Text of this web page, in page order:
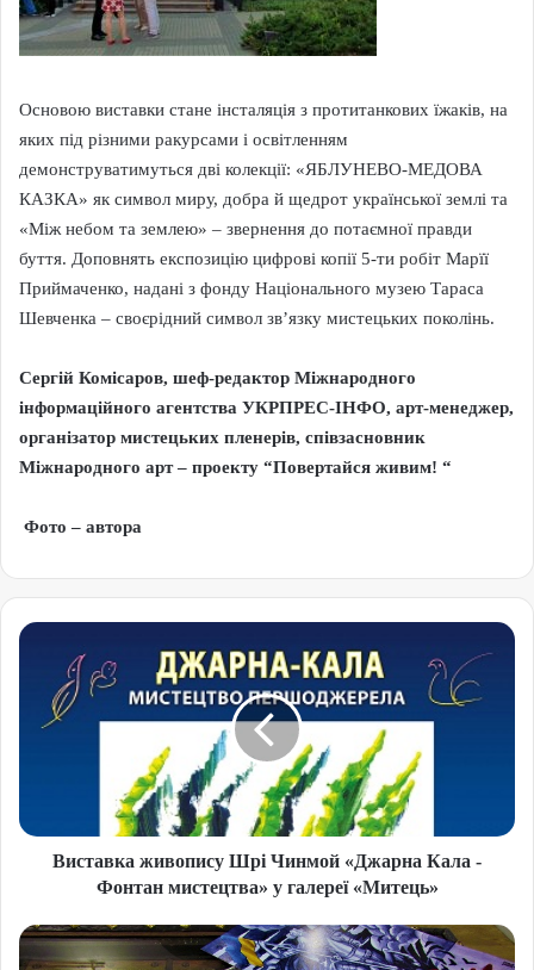
Основою виставки стане інсталяція з протитанкових їжаків, на
яких під різними ракурсами і освітленням
демонструватимуться дві колекції: «ЯБЛУНЕВО-МЕДОВА
КАЗКА» як символ миру, добра й щедрот української землі та
«Між небом та землею» – звернення до потаємної правди
буття. Доповнять експозицію цифрові копії 5-ти робіт Марїї
Приймаченко, надані з фонду Національного музею Тараса
Шевченка – своєрідний символ зв’язку мистецьких поколінь.
Сергій Комісаров, шеф-редактор Міжнародного
інформаційного агентства УКРПРЕС-ІНФО, арт-менеджер,
організатор мистецьких пленерів, співзасновник
Міжнародного арт – проекту “Повертайся живим! “
Фото – автора
Виставка живопису Шрі Чинмой «Джарна Кала -
Фонтан мистецтва» у галереї «Митець»